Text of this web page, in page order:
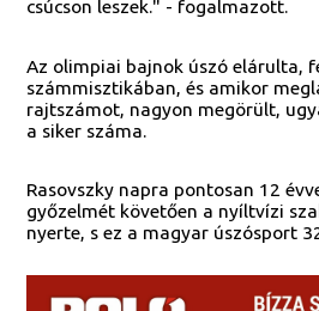
csúcson leszek." - fogalmazott.
Az olimpiai bajnok úszó elárulta,
számmisztikában, és amikor
rajtszámot, nagyon megörült,
a siker száma.
Rasovszky napra pontosan 12
győzelmét követően a nyíltvízi
nyerte, s ez a magyar úszósport